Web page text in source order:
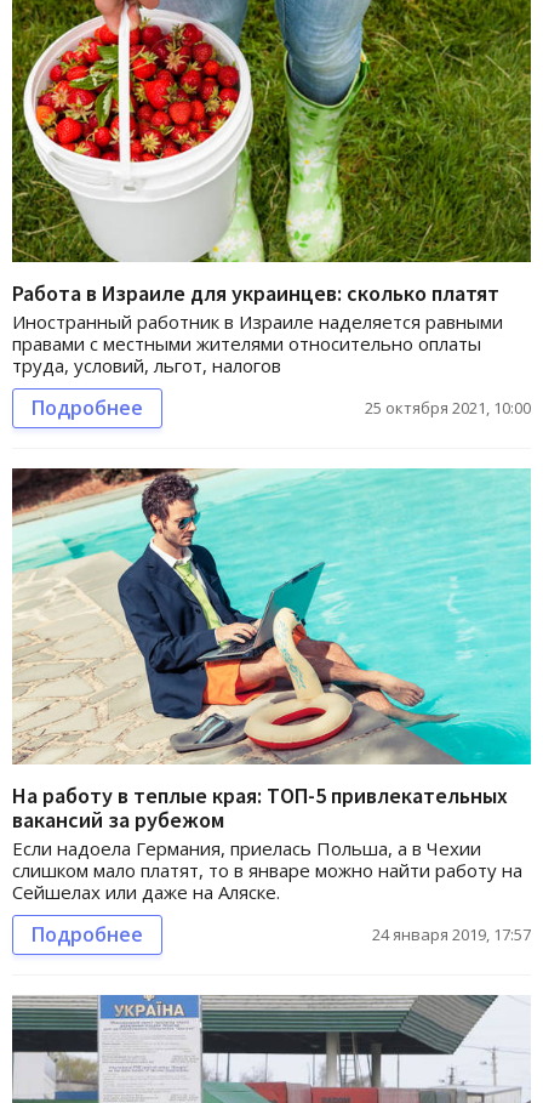
Работа в Израиле для украинцев: сколько платят
Иностранный работник в Израиле наделяется равными
правами с местными жителями относительно оплаты
труда, условий, льгот, налогов
Подробнее 25 октября 2021, 10:00
На работу в теплые края: ТОП-5 привлекательных
вакансий за рубежом
Если надоела Германия, приелась Польша, а в Чехии
слишком мало платят, то в январе можно найти работу на
Сейшелах или даже на Аляске.
Подробнее 24 января 2019, 17:57